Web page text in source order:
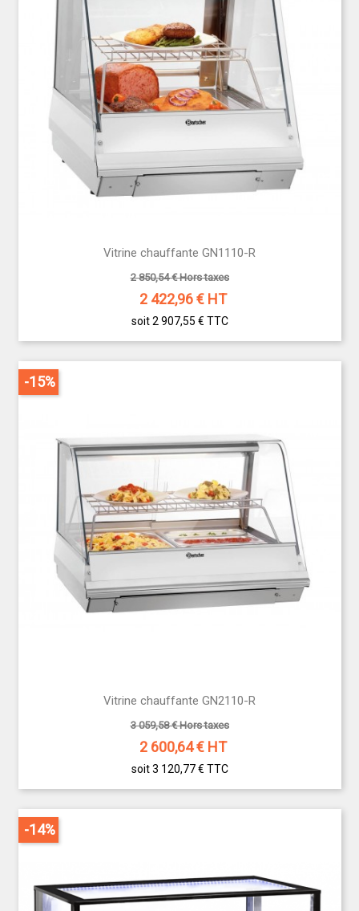
Vitrine chauffante GN1110-R
2 850,54 € Hors taxes
2 422,96€ HT
soit 2 907,55 € TTC
Vitrine chauffante GN2110-R
3 059,58 € Hors taxes
2 600,64€ HT
soit 3 120,77 € TTC
-15%
-14%